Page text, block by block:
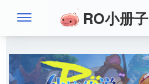
RO小册子